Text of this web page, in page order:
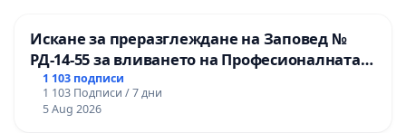
Искане за преразглеждане на Заповед №
РД-14-55 за вливането на Професионалната
гимназия по промишлени технологии в
Професионалната гимназия по икономика и
мениджмънт – гр. Пазарджик
1 103 подписи
1 103 Подписи / 7 дни
5 Aug 2026